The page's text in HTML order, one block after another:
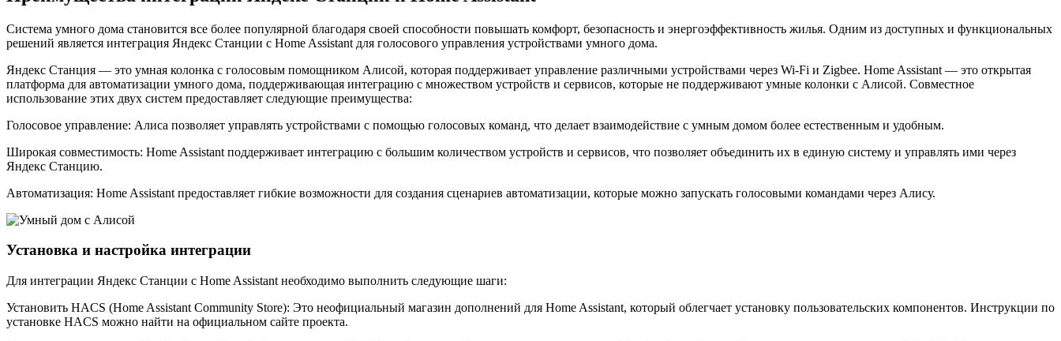
Система умного дома становится все более популярной благодаря своей способности повышать комфорт, безопасность и энергоэффективность жилья. Одним из доступных и функциональных
решений является интеграция Яндекс Станции с Home Assistant для голосового управления устройствами умного дома.
Яндекс Станция — это умная колонка с голосовым помощником Алисой, которая поддерживает управление различными устройствами через Wi-Fi и Zigbee. Home Assistant — это открытая
платформа для автоматизации умного дома, поддерживающая интеграцию с множеством устройств и сервисов, которые не поддерживают умные колонки с Алисой. Совместное
использование этих двух систем предоставляет следующие преимущества:
Голосовое управление: Алиса позволяет управлять устройствами с помощью голосовых команд, что делает взаимодействие с умным домом более естественным и удобным.
Широкая совместимость: Home Assistant поддерживает интеграцию с большим количеством устройств и сервисов, что позволяет объединить их в единую систему и управлять ими через
Яндекс Станцию.
Автоматизация: Home Assistant предоставляет гибкие возможности для создания сценариев автоматизации, которые можно запускать голосовыми командами через Алису.
Установка и настройка интеграции
Для интеграции Яндекс Станции с Home Assistant необходимо выполнить следующие шаги:
Установить HACS (Home Assistant Community Store): Это неофициальный магазин дополнений для Home Assistant, который облегчает установку пользовательских компонентов. Инструкции по
установке HACS можно найти на официальном сайте проекта.